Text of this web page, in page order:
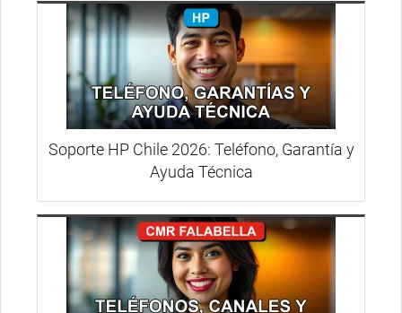
Soporte HP Chile 2026: Teléfono, Garantía y
Ayuda Técnica